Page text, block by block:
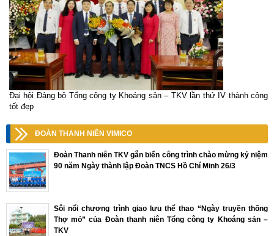
Đại hội Đảng bộ Tổng công ty Khoáng sản – TKV lần thứ IV thành công
tốt đẹp
ĐOÀN THANH NIÊN VIMICO
Đoàn Thanh niên TKV gắn biển công trình chào mừng kỷ niệm
90 năm Ngày thành lập Đoàn TNCS Hồ Chí Minh 26/3
Sôi nổi chương trình giao lưu thể thao “Ngày truyền thống
Thợ mỏ” của Đoàn thanh niên Tổng công ty Khoáng sản –
TKV